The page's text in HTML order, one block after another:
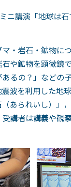
ニ講演「地球は
・岩石・鉱物
や鉱物を顕微鏡
るの？」など
波を利用した
られいし）」
講者は講義や観